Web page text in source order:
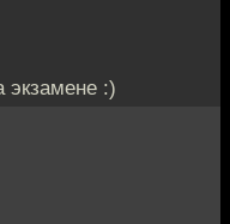
экзамене :)